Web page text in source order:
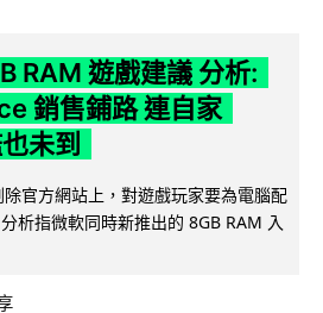
RAM 遊戲建議 分析:
銷售鋪路 連自家
未到
官方網站上，對遊戲玩家要為電腦配
析指微軟同時新推出的 8GB RAM 入